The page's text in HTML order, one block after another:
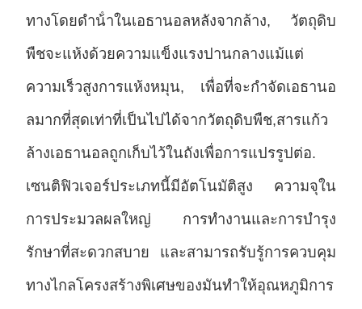
ทางโดยดําน้ําในเอธานอลหลังจากล้าง, วัตถุดิบ
พืชจะแห้งด้วยความแข็งแรงปานกลางแม้แต่
ความเร็วสูงการแห้งหมุน, เพื่อที่จะกําจัดเอธานอ
ลมากที่สุดเท่าที่เป็นไปได้จากวัตถุดิบพืช,สารแก้ว
ล้างเอธานอลถูกเก็บไว้ในถังเพื่อการแปรรูปต่อ.
เซนติฟิวเจอร์ประเภทนี้มีอัตโนมัติสูง ความจุใน
การประมวลผลใหญ่ การทํางานและการบํารุง
รักษาที่สะดวกสบาย และสามารถรับรู้การควบคุม
ทางไกลโครงสร้างพิเศษของมันทําให้อุณหภูมิการ